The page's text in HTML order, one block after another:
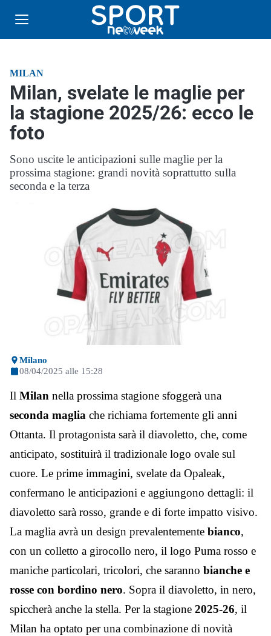
MILAN
Milan, svelate le maglie per
la stagione 2025/26: ecco le
foto
Sono uscite le anticipazioni sulle maglie per la
prossima stagione: grandi novità soprattutto sulla
seconda e la terza
Milano
08/04/2025 alle 15:28
Il Milan nella prossima stagione sfoggerà una
seconda maglia che richiama fortemente gli anni
Ottanta. Il protagonista sarà il diavoletto, che, come
anticipato, sostituirà il tradizionale logo ovale sul
cuore. Le prime immagini, svelate da Opaleak,
confermano le anticipazioni e aggiungono dettagli: il
diavoletto sarà rosso, grande e di forte impatto visivo.
La maglia avrà un design prevalentemente bianco,
con un colletto a girocollo nero, il logo Puma rosso e
maniche particolari, tricolori, che saranno bianche e
rosse con bordino nero. Sopra il diavoletto, in nero,
spiccherà anche la stella. Per la stagione 2025-26, il
Milan ha optato per una combinazione di novità